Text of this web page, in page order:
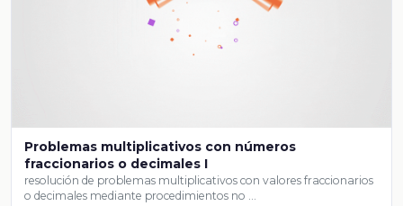
Problemas multiplicativos con números
fraccionarios o decimales I
resolución de problemas multiplicativos con valores fraccionarios
o decimales mediante procedimientos no …